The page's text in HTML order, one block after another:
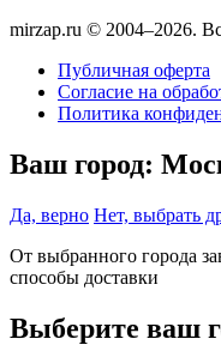
mirzap.ru © 2004–2026.
Публичная оферта
Согласие на
Политика
Ваш город:
Да, верно Нет, выбрать
От выбранного города
способы доставки
Выберите ваш